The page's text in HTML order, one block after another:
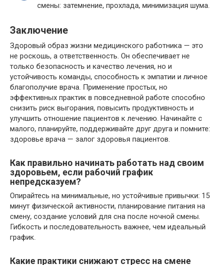
смены: затемнение, прохлада, минимизация шума.
Заключение
Здоровый образ жизни медицинского работника — это
не роскошь, а ответственность. Он обеспечивает не
только безопасность и качество лечения, но и
устойчивость команды, способность к эмпатии и личное
благополучие врача. Применение простых, но
эффективных практик в повседневной работе способно
снизить риск выгорания, повысить продуктивность и
улучшить отношение пациентов к лечению. Начинайте с
малого, планируйте, поддерживайте друг друга и помните:
здоровье врача — залог здоровья пациентов.
Как правильно начинать работать над своим
здоровьем, если рабочий график
непредсказуем?
Опирайтесь на минимальные, но устойчивые привычки: 15
минут физической активности, планирование питания на
смену, создание условий для сна после ночной смены.
Гибкость и последовательность важнее, чем идеальный
график.
Какие практики снижают стресс на смене